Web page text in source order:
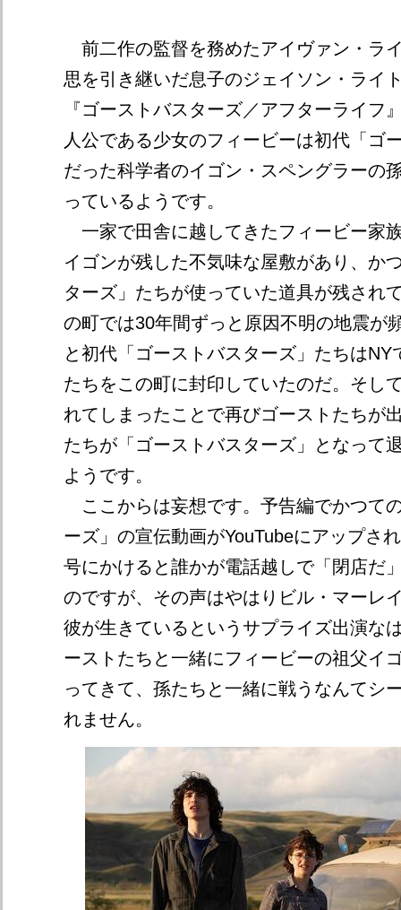
前二作の監督を務めたアイヴァン・ラ
思を引き継いだ息子のジェイソン・ライ
『ゴーストバスターズ／アフターライフ
人公である少女のフィービーは初代「ゴ
だった科学者のイゴン・スペングラーの
っているようです。
一家で田舎に越してきたフィービー家
イゴンが残した不気味な屋敷があり、か
ターズ」たちが使っていた道具が残され
の町では30年間ずっと原因不明の地震が
と初代「ゴーストバスターズ」たちはNY
たちをこの町に封印していたのだ。そし
れてしまったことで再びゴーストたちが
たちが「ゴーストバスターズ」となって
ようです。
ここからは妄想です。予告編でかつて
ーズ」の宣伝動画がYouTubeにアップさ
号にかけると誰かが電話越しで「閉店だ
のですが、その声はやはりビル・マーレ
彼が生きているというサプライズ出演な
ーストたちと一緒にフィービーの祖父イ
ってきて、孫たちと一緒に戦うなんてシ
れません。